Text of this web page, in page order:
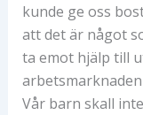
kunde ge oss
att det är något
ta emot hjälp till
Vår barn skall